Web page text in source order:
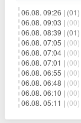
06.08. 09:26 | (01)
06.08. 09:03 | (00)
06.08. 08:39 | (01)
06.08. 07:05 | (00)
06.08. 07:04 | (00)
06.08. 07:01 | (00)
06.08. 06:55 | (00)
06.08. 06:48 | (00)
06.08. 06:10 | (00)
06.08. 05:11 | (00)